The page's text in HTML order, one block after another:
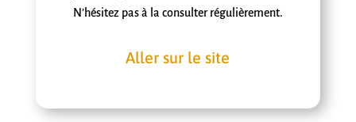
N’hésitez pas à la consulter régulièrement.
Aller sur le site